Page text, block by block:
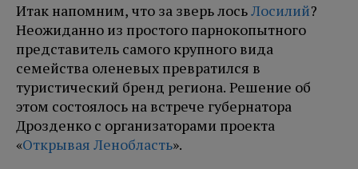
Итак напомним, что за зверь лосьЛосилий?
Неожиданно из простого парнокопытного
представитель самого крупного вида
семейства оленевых превратился в
туристический бренд региона. Решение об
этом состоялось на встрече губернатора
Дрозденко с организаторами проекта
«Открывая Ленобласть».